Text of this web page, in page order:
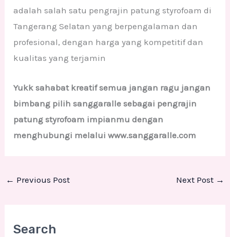
adalah salah satu pengrajin patung styrofoam di
Tangerang Selatan yang berpengalaman dan
profesional, dengan harga yang kompetitif dan
kualitas yang terjamin
Yukk sahabat kreatif semua jangan ragu jangan
bimbang pilih sanggaralle sebagai pengrajin
patung styrofoam impianmu dengan
menghubungi melalui www.sanggaralle.com
← Previous Post Next Post →
Search